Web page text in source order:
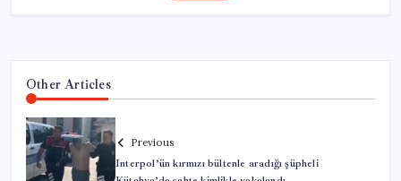
Other Articles
Previous
Interpol’ün kırmızı bültenle aradığı şüpheli